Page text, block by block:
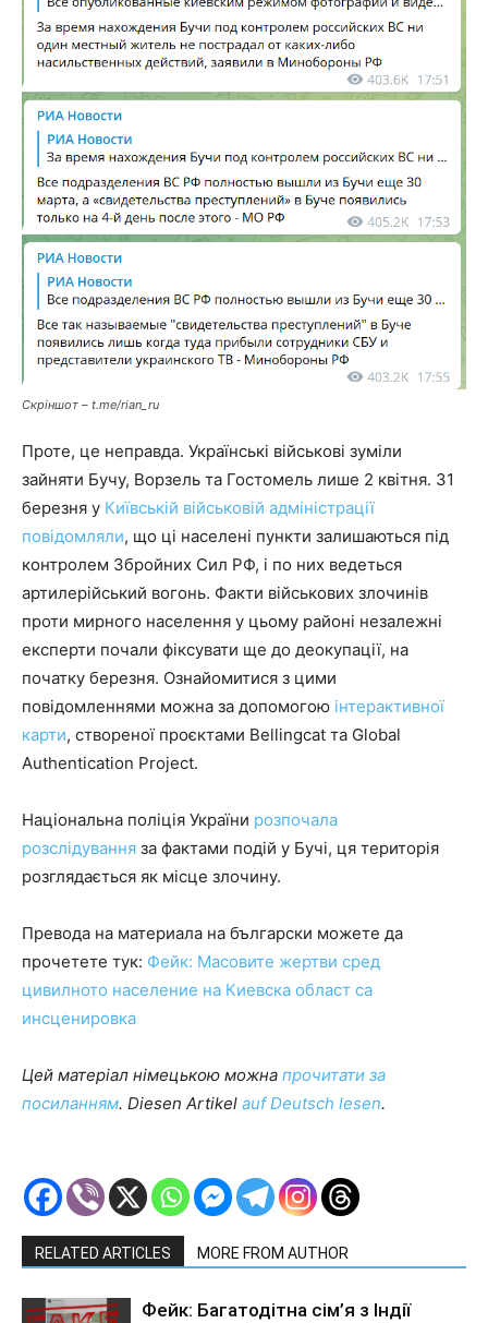
Скріншот – t.me/rian_ru
Проте, це неправда. Українські військові зуміли
зайняти Бучу, Ворзель та Гостомель лише 2 квітня. 31
березня у Київській військовій адміністрації
повідомляли, що ці населені пункти залишаються під
контролем Збройних Сил РФ, і по них ведеться
артилерійський вогонь. Факти військових злочинів
проти мирного населення у цьому районі незалежні
експерти почали фіксувати ще до деокупації, на
початку березня. Ознайомитися з цими
повідомленнями можна за допомогою інтерактивної
карти, створеної проєктами Bellingcat та Global
Authentication Project.
Національна поліція України розпочала
розслідування за фактами подій у Бучі, ця територія
розглядається як місце злочину.
Превода на материала на български можете да
прочетете тук: Фейк: Масовите жертви сред
цивилното население на Киевска област са
инсценировка
Цей матеріал німецькою можна прочитати за
посиланням. Diesen Artikel auf Deutsch lesen.
RELATED ARTICLES MORE FROM AUTHOR
Фейк: Багатодітна сім’я з Індії